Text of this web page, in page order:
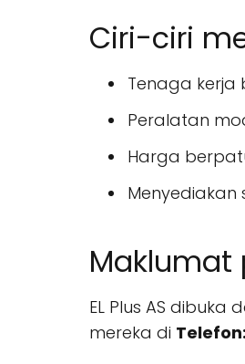
Ciri-ciri
Tenaga kerja
Peralatan
Harga
Menyediakan
Maklumat
EL Plus AS
mereka di Telefon: